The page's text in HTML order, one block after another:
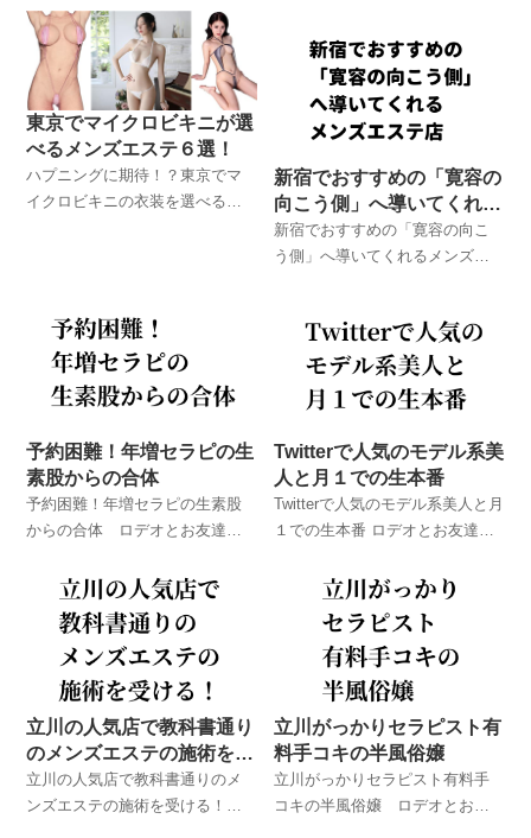
東京でマイクロビキニが選
べるメンズエステ６選！
ハプニングに期待！？東京でマ
イクロビキニの衣装を選べるメ
談！
新宿でおすすめの「寛容の
向こう側」へ導いてくれる
メンズエステ店
新宿でおすすめの「寛容の向こ
う側」へ導いてくれるメンズエ
体験したメンズエステでのハプ
ニング体験談！
予約困難！年増セラピの生
素股からの合体
予約困難！年増セラピの生素股
からの合体 ロデオとお友達が
のハプニング体験談！
Twitterで人気のモデル系美
人と月１での生本番
Twitterで人気のモデル系美人と月
１での生本番 ロデオとお友達が
のハプニング体験談！
立川の人気店で教科書通り
のメンズエステの施術を受
ける！
立川の人気店で教科書通りのメ
ンズエステの施術を受ける！
立川がっかりセラピスト有
料手コキの半風俗嬢
立川がっかりセラピスト有料手
コキの半風俗嬢 ロデオとお友